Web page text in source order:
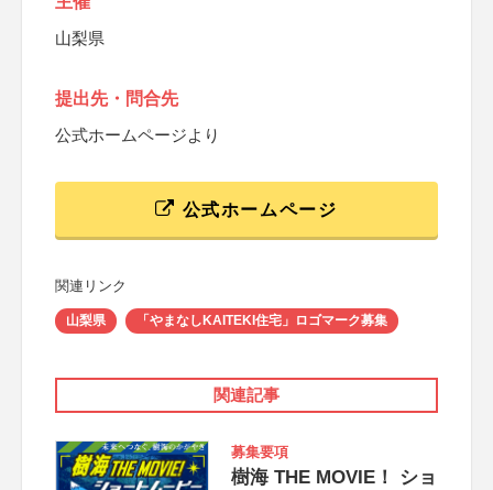
山梨県
提出先・問合先
公式ホームページより
公式ホームページ
関連リンク
山梨県 「やまなしKAITEKI住宅」ロゴマーク募集
関連記事
募集要項
樹海 THE MOVIE！ ショ